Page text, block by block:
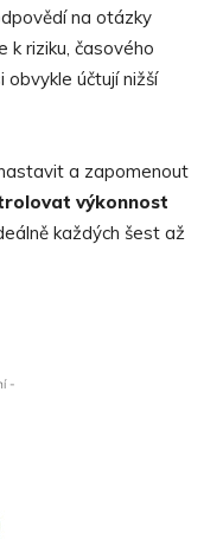
na otázky
k riziku, časového
obvykle účtují nižší
a zapomenout
výkonnost
každých šest až
-